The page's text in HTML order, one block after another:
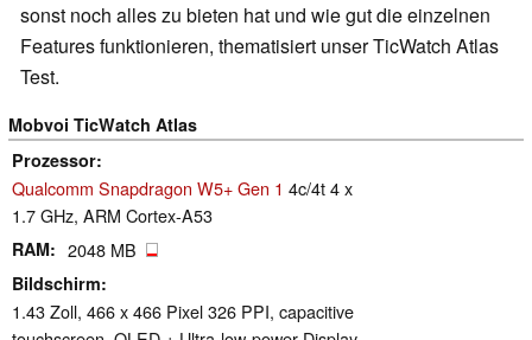
sonst noch alles zu bieten hat und wie gut die einzelnen
Features funktionieren, thematisiert unser TicWatch Atlas
Test.
Mobvoi TicWatch Atlas
Prozessor
Qualcomm Snapdragon W5+ Gen 1 4c/4t 4 x
1.7 GHz, ARM Cortex-A53
RAM 2048 MB
Bildschirm
1.43 Zoll, 466 x 466 Pixel 326 PPI, capacitive